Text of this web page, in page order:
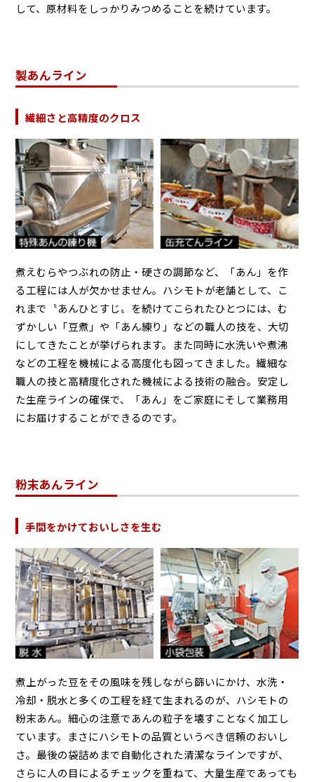
して、原材料をしっかりみつめることを続けています。
製あんライン
繊細さと高精度のクロス
煮えむらやつぶれの防止・硬さの調節など、「あん」を作
る工程には人が欠かせません。ハシモトが老舗として、こ
れまで〝あんひとすじ〟を続けてこられたひとつには、む
ずかしい「豆煮」や「あん練り」などの職人の技を、大切
にしてきたことが挙げられます。また同時に水洗いや煮沸
などの工程を機械による高度化も図ってきました。繊細な
職人の技と高精度化された機械による技術の融合。安定し
た生産ラインの確保で、「あん」をご家庭にそして業務用
にお届けすることができるのです。
粉末あんライン
手間をかけておいしさを生む
煮上がった豆をその風味を残しながら篩いにかけ、水洗・
冷却・脱水と多くの工程を経て生まれるのが、ハシモトの
粉末あん。細心の注意であんの粒子を壊すことなく加工し
ています。まさにハシモトの品質というべき信頼のおいし
さ。最後の袋詰めまで自動化された清潔なラインですが、
さらに人の目によるチェックを重ねて、大量生産であっても